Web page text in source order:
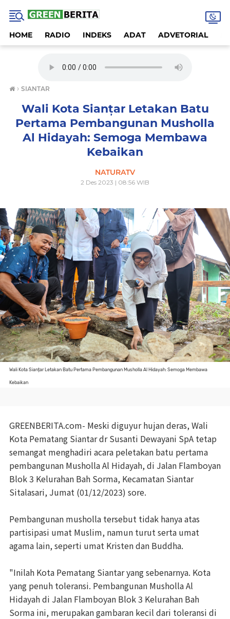
HOME RADIO INDEKS ADAT ADVETORIAL
› SIANTAR
Wali Kota Sianțar Letakan Batu
Pertama Pembangunan Musholla
Al Hidayah: Semoga Membawa
Kebaikan
NATURATV
2 Des 2023 | 08:56 WIB
Wali Kota Sianțar Letakan Batu Pertama Pembangunan Musholla Al Hidayah: Semoga Membawa
Kebaikan
GREENBERITA.com- Meski diguyur hujan deras, Wali
Kota Pematang Siantar dr Susanti Dewayani SpA tetap
semangat menghadiri acara peletakan batu pertama
pembangunan Musholla Al Hidayah, di Jalan Flamboyan
Blok 3 Kelurahan Bah Sorma, Kecamatan Siantar
Sitalasari, Jumat (01/12/2023) sore.
Pembangunan musholla tersebut tidak hanya atas
partisipasi umat Muslim, namun turut serta umat
agama lain, seperti umat Kristen dan Buddha.
"Inilah Kota Pematang Siantar yang sebenarnya. Kota
yang penuh toleransi. Pembangunan Musholla Al
Hidayah di Jalan Flamboyan Blok 3 Kelurahan Bah
Sorma ini, merupakan gambaran kecil dari toleransi di